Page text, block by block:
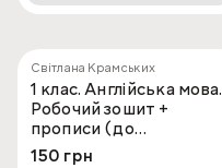
Світлана Крамських
1 клас. Англійська мова.
Робочий зошит +
прописи (до
підручника Карп'юк)
150 грн